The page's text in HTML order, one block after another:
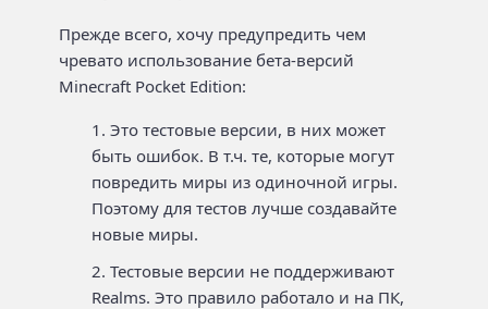
Прежде всего, хочу предупредить чем
чревато использование бета-версий
Minecraft Pocket Edition:
Это тестовые версии, в них может
быть ошибок. В т.ч. те, которые могут
повредить миры из одиночной игры.
Поэтому для тестов лучше создавайте
новые миры.
Тестовые версии не поддерживают
Realms. Это правило работало и на ПК,